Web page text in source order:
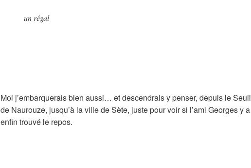
un régal
Moi j’embarquerais bien aussi… et descendrais y penser, depuis le Seuil
de Naurouze, jusqu’à la ville de Sète, juste pour voir si l’ami Georges y a
enfin trouvé le repos.